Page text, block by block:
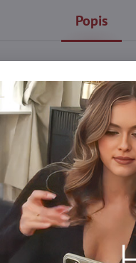
Popis
sebevědomě, vypadejte
v žádné – ani té
pro běh nebo
drží bříško a zároveň jej
se o tom sami!
cenu!
pasem bolestivě
výborná
neprůhledný, díky